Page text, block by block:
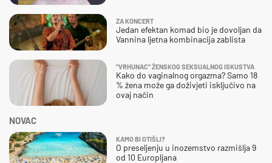
NOVAC
KAMO BI OTIŠLI?
O preseljenju u inozemstvo razmišlja 9
od 10 Europljana
ZA KONCERT
Jedan efektan komad bio je dovoljan da
Vannina ljetna kombinacija zablista
"VRHUNAC" ŽENSKOG SEKSUALNOG ISKUSTVA
Kako do vaginalnog orgazma? Samo 18
% žena može ga doživjeti isključivo na
ovaj način